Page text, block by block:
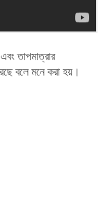
তাপমাত্রার
বলে মনে করা হয়।